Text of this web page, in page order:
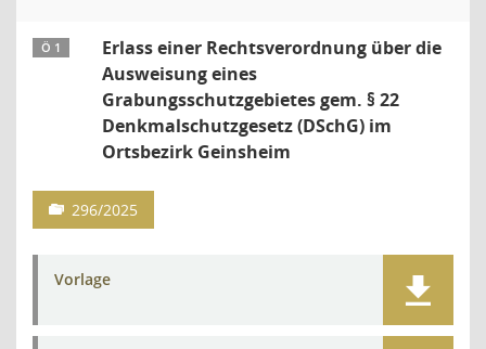
Ö 1
Erlass einer Rechtsverordnung über die
Ausweisung eines
Grabungsschutzgebietes gem. § 22
Denkmalschutzgesetz (DSchG) im
Ortsbezirk Geinsheim
296/2025
Vorlage